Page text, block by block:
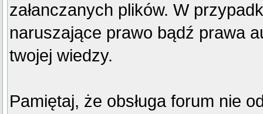
załanczanych plików. W
naruszające prawo bądź prawa
twojej wiedzy.
Pamiętaj, że obsługa forum nie